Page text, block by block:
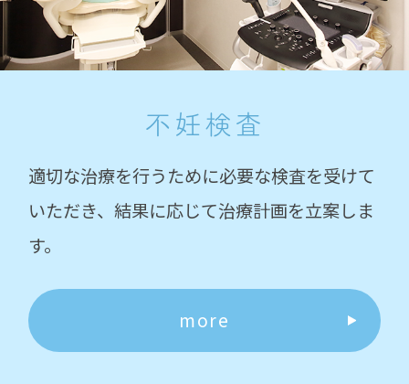
不妊検査
適切な治療を行うために必要な検査を受けて
いただき、結果に応じて治療計画を立案しま
す。
more